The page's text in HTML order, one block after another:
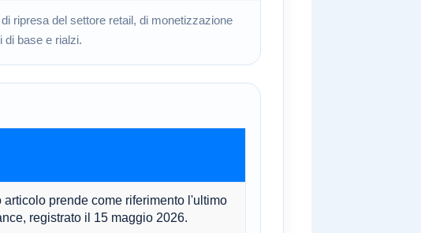
ripresa del settore retail, di monetizzazione
di base e rialzi.
prende come riferimento l'ultimo
registrato il 15 maggio 2026.